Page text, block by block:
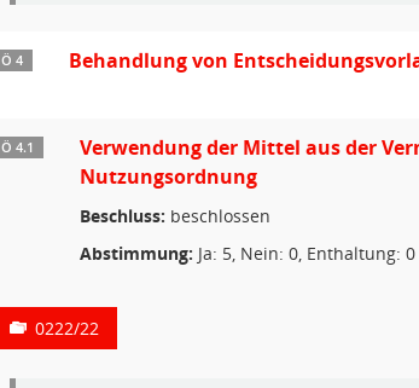
Ö 4 Behandlung von
Ö 4.1
Verwendung der Mittel aus der
Nutzungsordnung
Beschluss: beschlossen
Abstimmung: Ja: 5, Nein: 0, Enthaltung: 0
0222/22